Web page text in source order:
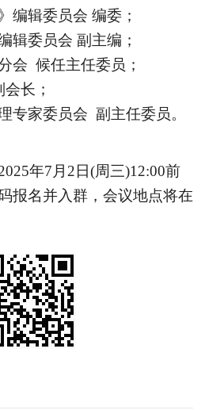
编辑委员会 编委；
辑委员会 副主编；
会 候任主任委员；
长；
专家委员会 副主任委员。
年7月2日(周三)12:00前
报名并入群，会议地点将在